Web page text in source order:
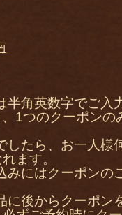
半角英数字でご入
1つのクーポンの
したら、お一人様
ます。
みにはクーポンの
に後からクーポン